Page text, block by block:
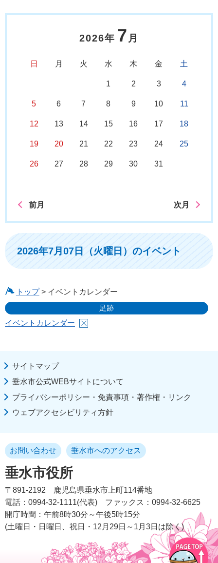
2026年 7 月
日 月 火 水 木 金 土
1 2 3 4
5 6 7 8 9 10 11
12 13 14 15 16 17 18
19 20 21 22 23 24 25
26 27 28 29 30 31
前月 次月
2026年7月07日（火曜日）のイベント
トップ> イベントカレンダー
足跡
イベントカレンダー
サイトマップ
垂水市公式WEBサイトについて
プライバシーポリシー・免責事項・著作権・リンク
ウェブアクセシビリティ方針
垂水市役所
お問い合わせ 垂水市へのアクセス
〒891-2192
鹿児島県垂水市上町114番地
電話：0994-32-1111(代表)
ファックス：0994-32-6625
開庁時間：午前8時30分～午後5時15分
(土曜日・日曜日、祝日・12月29日～1月3日は除く)